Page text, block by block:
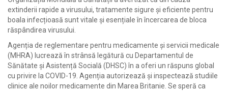
extinderii rapide a virusului, tratamente sigure și eficiente pentru
boala infecțioasă sunt vitale și esențiale în încercarea de bloca
răspândirea virusului.
Agenția de reglementare pentru medicamente și servicii medicale
(MHRA) lucrează în strânsă legătură cu Departamentul de
Sănătate și Asistență Socială (DHSC) în a oferi un răspuns global
cu privire la COVID-19. Agenția autorizează și inspectează studiile
clinice ale noilor medicamente din Marea Britanie. Se speră ca